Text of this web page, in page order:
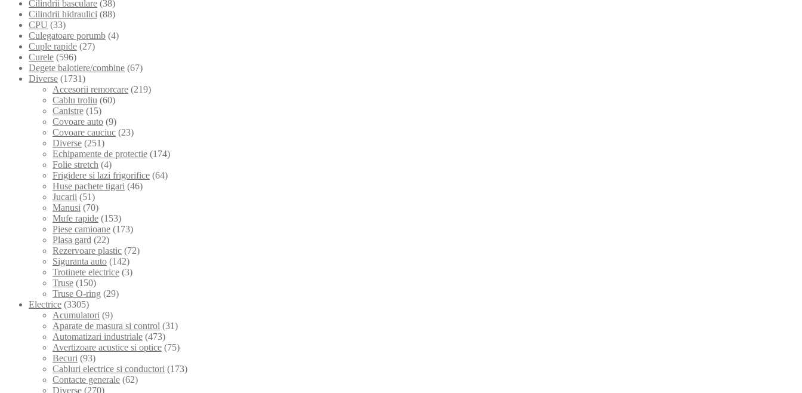
Cilindrii basculare (38)
Cilindrii hidraulici (88)
CPU (33)
Culegatoare porumb (4)
Cuple rapide (27)
Curele (596)
Degete balotiere/combine (67)
Diverse (1731)
Accesorii remorcare (219)
Cablu troliu (60)
Canistre (15)
Covoare auto (9)
Covoare cauciuc (23)
Diverse (251)
Echipamente de protectie (174)
Folie stretch (4)
Frigidere si lazi frigorifice (64)
Huse pachete tigari (46)
Jucarii (51)
Manusi (70)
Mufe rapide (153)
Piese camioane (173)
Plasa gard (22)
Rezervoare plastic (72)
Siguranta auto (142)
Trotinete electrice (3)
Truse (150)
Truse O-ring (29)
Electrice (3305)
Acumulatori (9)
Aparate de masura si control (31)
Automatizari industriale (473)
Avertizoare acustice si optice (75)
Becuri (93)
Cabluri electrice si conductori (173)
Contacte generale (62)
Diverse (270)